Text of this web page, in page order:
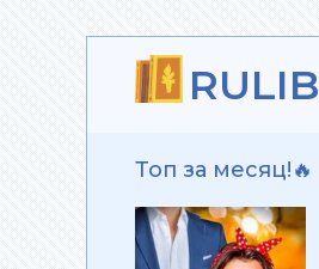
RULIB
Топ за месяц!🔥
Фирсов
Олегович Фирсов